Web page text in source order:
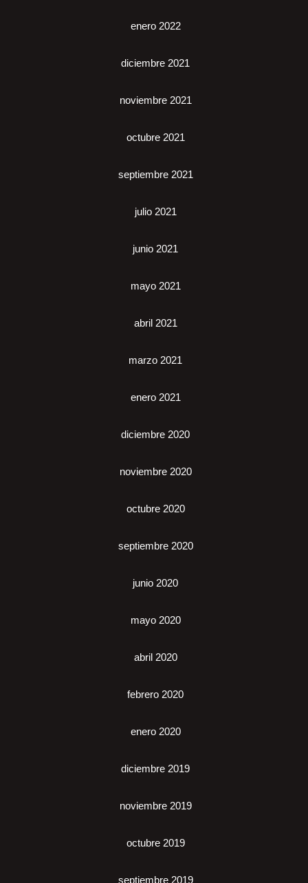
enero 2022
diciembre 2021
noviembre 2021
octubre 2021
septiembre 2021
julio 2021
junio 2021
mayo 2021
abril 2021
marzo 2021
enero 2021
diciembre 2020
noviembre 2020
octubre 2020
septiembre 2020
junio 2020
mayo 2020
abril 2020
febrero 2020
enero 2020
diciembre 2019
noviembre 2019
octubre 2019
septiembre 2019